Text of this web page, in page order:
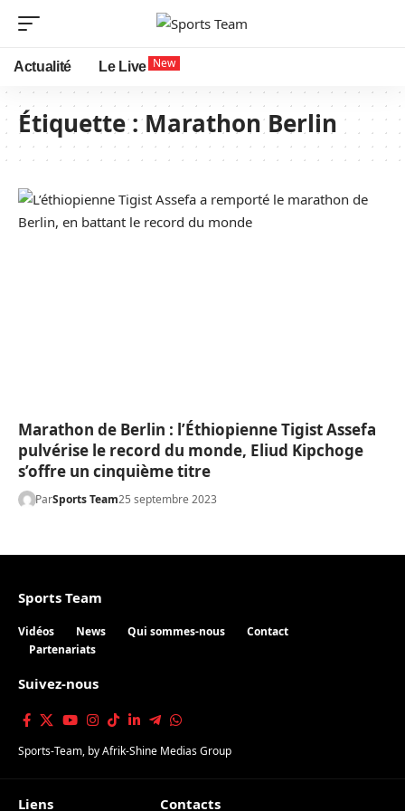
Actualité Le Live New
Étiquette :Marathon Berlin
Marathon de Berlin : l’Éthiopienne Tigist Assefa
pulvérise le record du monde, Eliud Kipchoge
s’offre un cinquième titre
ParSports Team25 septembre 2023
Sports Team
Vidéos News Qui sommes-nous
Contact
Partenariats
Suivez-nous
Sports-Team, byAfrik-Shine Medias Group
Liens Contacts